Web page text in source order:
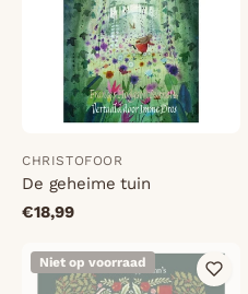
CHRISTOFOOR
De geheime tuin
€18,99
Niet op voorraad